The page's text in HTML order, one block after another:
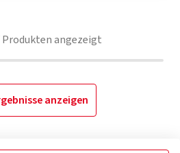
Produkten angezeigt
anzeigen